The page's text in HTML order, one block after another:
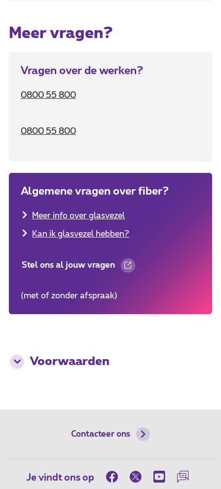
Meer vragen?
Vragen over de werken?
0800 55 800
0800 55 800
Algemene vragen over fiber?
Meer info over glasvezel
Kan ik glasvezel hebben?
Stel ons al jouw vragen
(met of zonder afspraak)
Voorwaarden
Contacteer ons
Je vindt ons op